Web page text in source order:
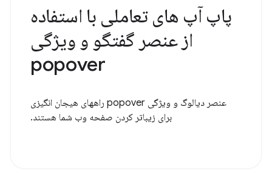
پاپ آپ های تعاملی با استفاده
از عنصر گفتگو و ویژگی
popover
عنصر دیالوگ و ویژگی popover راههای هیجان انگیزی
برای زیباتر کردن صفحه وب شما هستند.